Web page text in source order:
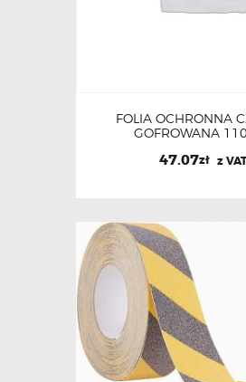
FOLIA OCHRONNA
GOFROWANA
47.07zł z VAT